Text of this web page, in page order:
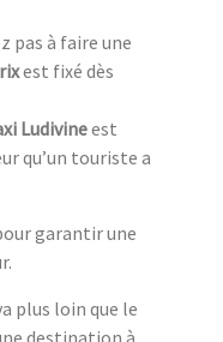
pas à faire une
est fixé dès
Ludivineest
qu’un touriste a
garantir une
plus loin que le